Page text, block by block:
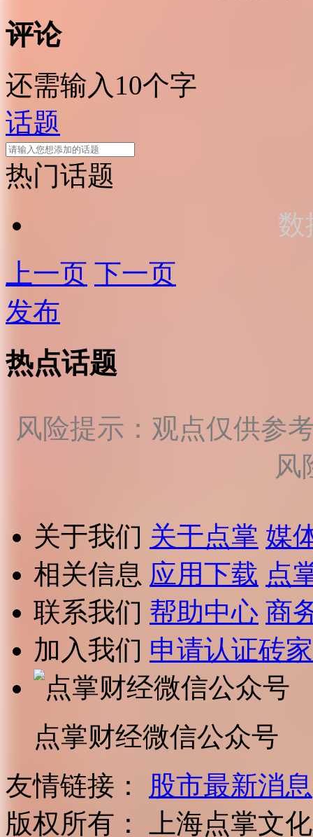
评论
还需输入10个字
话题
热门话题
数
上一页 下一页
发布
热点话题
风险提示：观点仅供参
风
关于我们 关于点掌 媒
相关信息 应用下载 点
联系我们 帮助中心 商
加入我们 申请认证砖家
点掌财经微信公众号
友情链接：
股市最新消息
版权所有：
上海点掌文